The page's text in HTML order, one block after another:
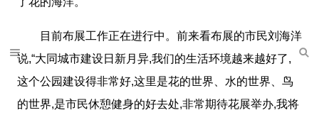
目前布展工作正在进行中。前来看布展的市民刘海洋
说,“大同城市建设日新月异,我们的生活环境越来越好了,
这个公园建设得非常好,这里是花的世界、水的世界、鸟
的世界,是市民休憩健身的好去处,非常期待花展举办,我将